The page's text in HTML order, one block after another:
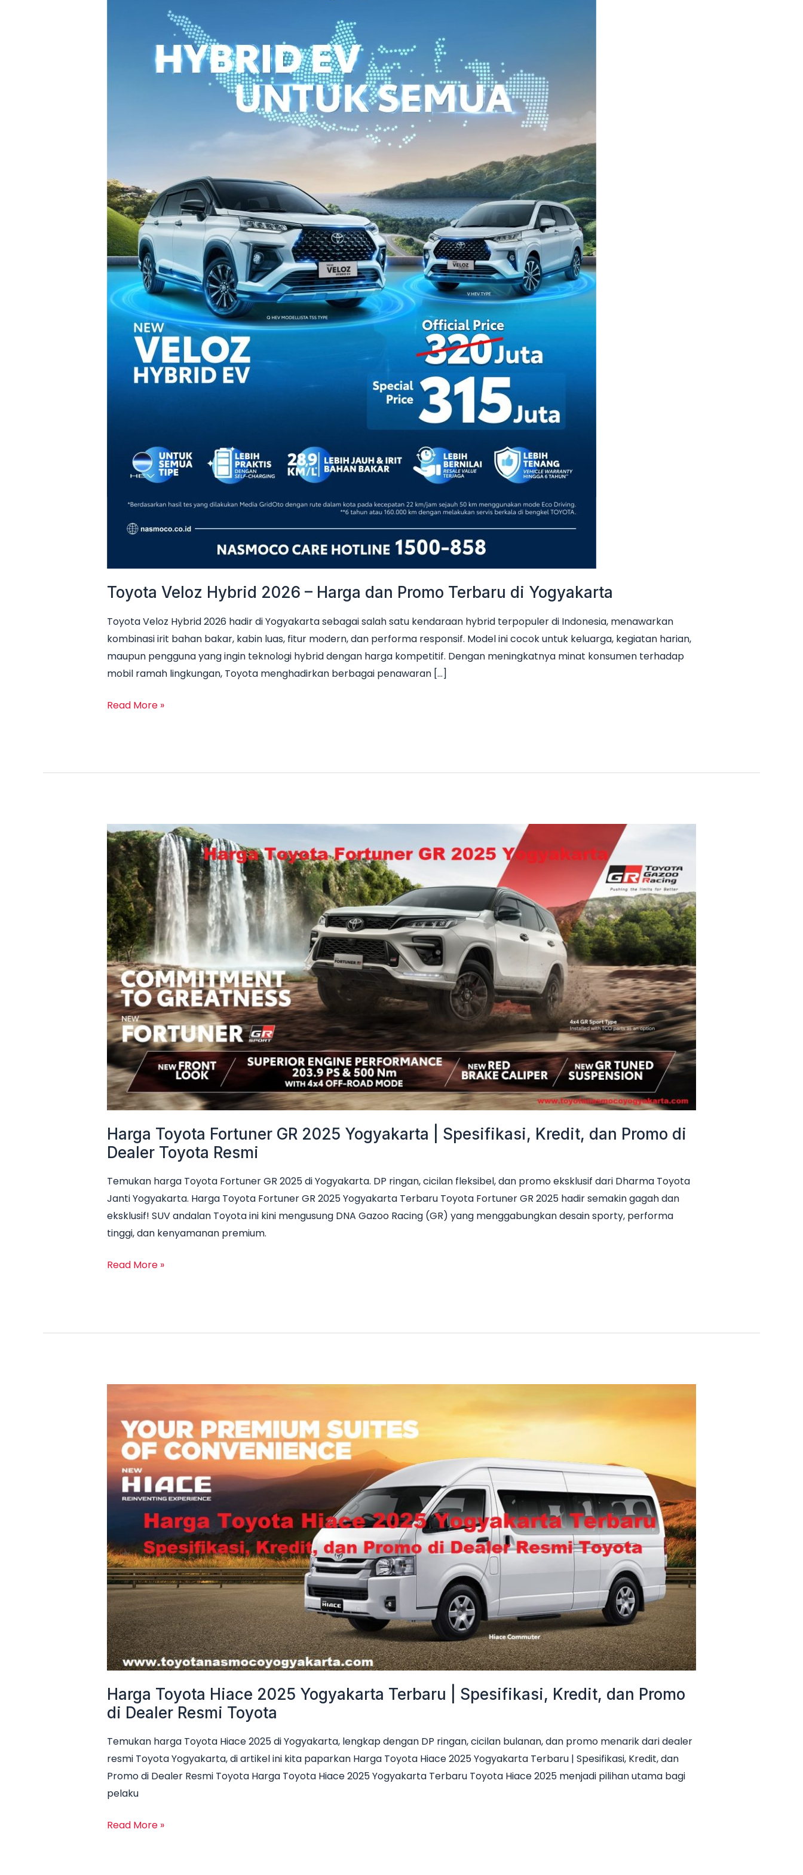
Toyota Veloz Hybrid 2026 – Harga dan Promo Terbaru di Yogyakarta
Toyota Veloz Hybrid 2026 hadir di Yogyakarta sebagai salah satu kendaraan hybrid terpopuler di Indonesia, menawarkan
kombinasi irit bahan bakar, kabin luas, fitur modern, dan performa responsif. Model ini cocok untuk keluarga, kegiatan harian,
maupun pengguna yang ingin teknologi hybrid dengan harga kompetitif. Dengan meningkatnya minat konsumen terhadap
mobil ramah lingkungan, Toyota menghadirkan berbagai penawaran […]
Read More »
Harga Toyota Fortuner GR 2025 Yogyakarta | Spesifikasi, Kredit, dan Promo di
Dealer Toyota Resmi
Temukan harga Toyota Fortuner GR 2025 di Yogyakarta. DP ringan, cicilan fleksibel, dan promo eksklusif dari Dharma Toyota
Janti Yogyakarta. Harga Toyota Fortuner GR 2025 Yogyakarta Terbaru Toyota Fortuner GR 2025 hadir semakin gagah dan
eksklusif! SUV andalan Toyota ini kini mengusung DNA Gazoo Racing (GR) yang menggabungkan desain sporty, performa
tinggi, dan kenyamanan premium.
Harga
Toyota
Fortuner
GR
2025
Yogyakarta
|
Spesifikasi,
Kredit,
dan
Promo
di
Dealer
Toyota
Resmi
Read More »
Harga Toyota Hiace 2025 Yogyakarta Terbaru | Spesifikasi, Kredit, dan Promo
di Dealer Resmi Toyota
Temukan harga Toyota Hiace 2025 di Yogyakarta, lengkap dengan DP ringan, cicilan bulanan, dan promo menarik dari dealer
resmi Toyota Yogyakarta, di artikel ini kita paparkan Harga Toyota Hiace 2025 Yogyakarta Terbaru | Spesifikasi, Kredit, dan
Promo di Dealer Resmi Toyota Harga Toyota Hiace 2025 Yogyakarta Terbaru Toyota Hiace 2025 menjadi pilihan utama bagi
pelaku
Hiace
2025
Yogyakarta
Terbaru
|
Spesifikasi,
dan
Promo
di
Dealer
Resmi
Toyota
Read More »